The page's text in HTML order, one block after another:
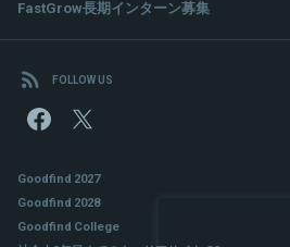
FastGrow長期インターン募集
FOLLOW US
Goodfind 2027
Goodfind 2028
Goodfind College